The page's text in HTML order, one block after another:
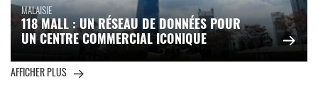
MALAISIE
118 MALL : UN RÉSEAU DE DONNÉES POUR
UN CENTRE COMMERCIAL ICONIQUE
AFFICHER PLUS